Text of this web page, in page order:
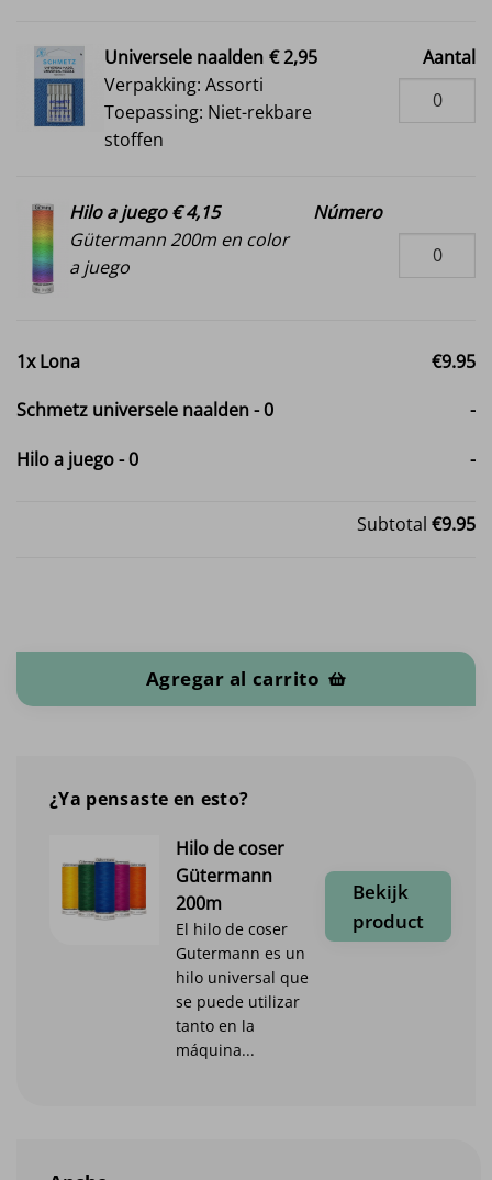
Universele naalden € 2,95
Verpakking: Assorti
Toepassing: Niet-rekbare
stoffen
Aantal
Hilo a juego € 4,15
Gütermann 200m en color
a juego
Número
1xLona €9.95
Schmetz universele naalden-0 -
Hilo a juego-0 -
Subtotal €9.95
Agregar al carrito
¿Ya pensaste en esto?
Hilo de coser
Gütermann
200m
El hilo de coser
Gutermann es un
hilo universal que
se puede utilizar
tanto en la
máquina...
Bekijk
product